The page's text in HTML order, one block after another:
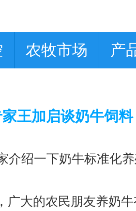
农牧市场 产
王加启谈奶牛饲料
绍一下奶牛标准化
大的农民朋友养奶牛